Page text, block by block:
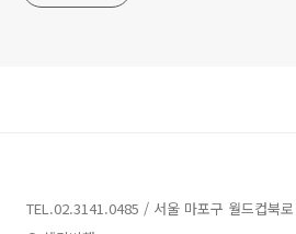
TEL.02.3141.0485 / 서울 마포구 월드컵북